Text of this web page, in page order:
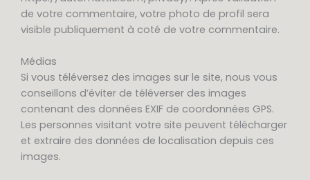
de votre commentaire, votre photo de profil sera
visible publiquement à coté de votre commentaire.
Médias
Si vous téléversez des images sur le site, nous vous
conseillons d’éviter de téléverser des images
contenant des données EXIF de coordonnées GPS.
Les personnes visitant votre site peuvent télécharger
et extraire des données de localisation depuis ces
images.